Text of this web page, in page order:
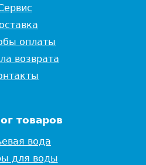
оплаты
возврата
товаров
вода
для воды